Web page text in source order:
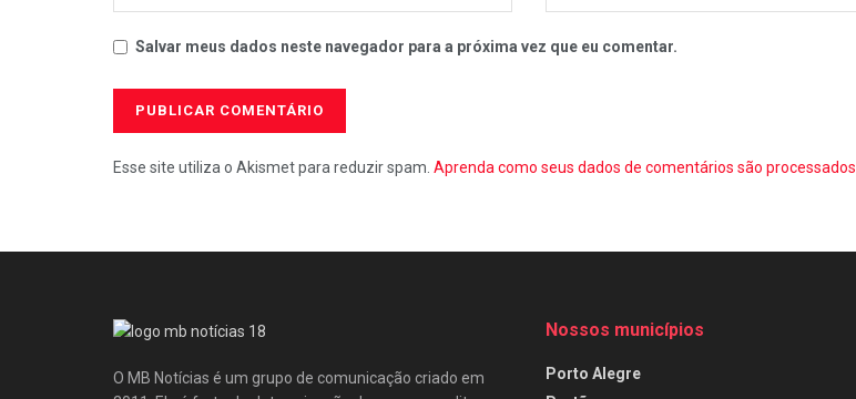
Salvar meus dados neste navegador para a próxima vez que eu comentar.
Esse site utiliza o Akismet para reduzir spam. Aprenda como seus dados de comentários são processados
O MB Notícias é um grupo de comunicação criado em
Nossos municípios
Porto Alegre